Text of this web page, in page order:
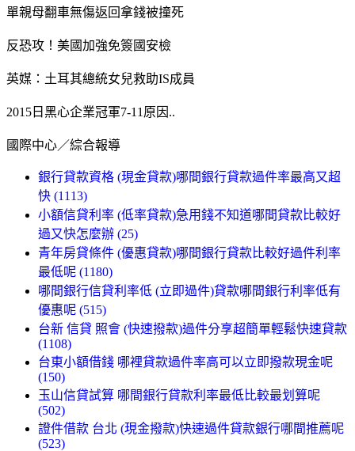
單親母翻車無傷返回拿錢被撞死
反恐攻！美國加強免簽國安檢
英媒：土耳其總統女兒救助IS成員
2015日黑心企業冠軍7-11原因..
國際中心／綜合報導
銀行貸款資格 (現金貸款)哪間銀行貸款過件率最高又超
快 (1113)
小額信貸利率 (低率貸款)急用錢不知道哪間貸款比較好
過又快怎麼辦 (25)
青年房貸條件 (優惠貸款)哪間銀行貸款比較好過件利率
最低呢 (1180)
哪間銀行信貸利率低 (立即過件)貸款哪間銀行利率低有
優惠呢 (515)
台新 信貸 照會 (快速撥款)過件分享超簡單輕鬆快速貸款
(1108)
台東小額借錢 哪裡貸款過件率高可以立即撥款現金呢
(150)
玉山信貸試算 哪間銀行貸款利率最低比較最划算呢
(502)
證件借款 台北 (現金撥款)快速過件貸款銀行哪間推薦呢
(523)